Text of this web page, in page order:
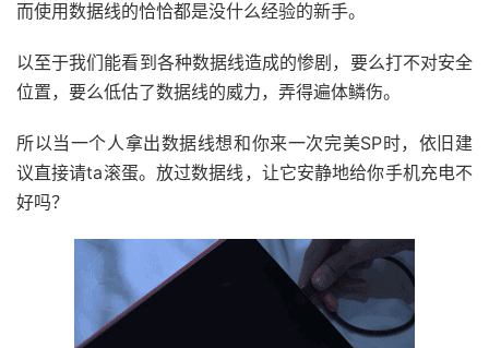
而使用数据线的恰恰都是没什么经验的新手。
以至于我们能看到各种数据线造成的惨剧，要么打不对安全
位置，要么低估了数据线的威力，弄得遍体鳞伤。
所以当一个人拿出数据线想和你来一次完美SP时，依旧建
议直接请ta滚蛋。放过数据线，让它安静地给你手机充电不
好吗？